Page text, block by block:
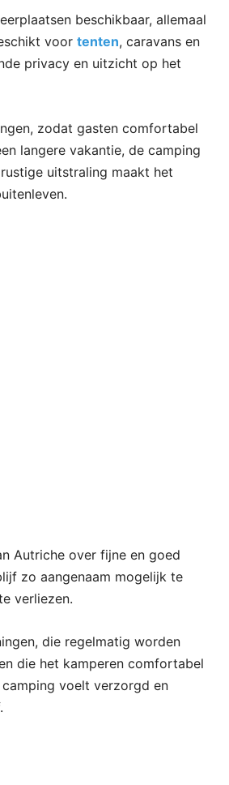
beschikbaar, allemaal
voor tenten, caravans en
privacy en uitzicht op het
zodat gasten comfortabel
langere vakantie, de camping
uitstraling maakt het
Autriche over fijne en goed
zo aangenaam mogelijk te
verliezen.
die regelmatig worden
die het kamperen comfortabel
voelt verzorgd en